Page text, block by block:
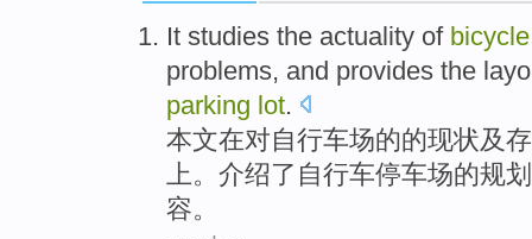
It studies the actuality of bicycle
problems, and provides the
parking lot.
本文在对自行车场的的现状及
上。介绍了自行车停车场的规划
容。